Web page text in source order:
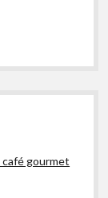
café gourmet